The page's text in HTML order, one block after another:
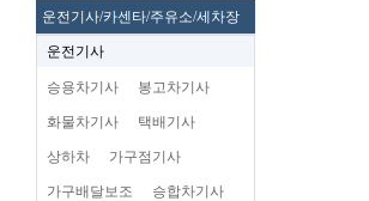
운전기사/카센타/주유소/세차장
운전기사
승용차기사 봉고차기사
화물차기사 택배기사
상하차 가구점기사
가구배달보조 승합차기사